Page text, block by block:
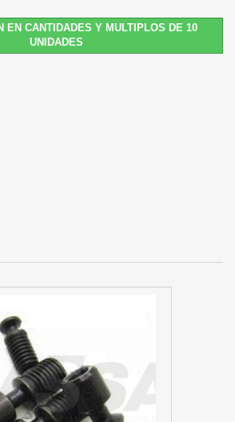
EN CANTIDADES Y MULTIPLOS DE 10
UNIDADES